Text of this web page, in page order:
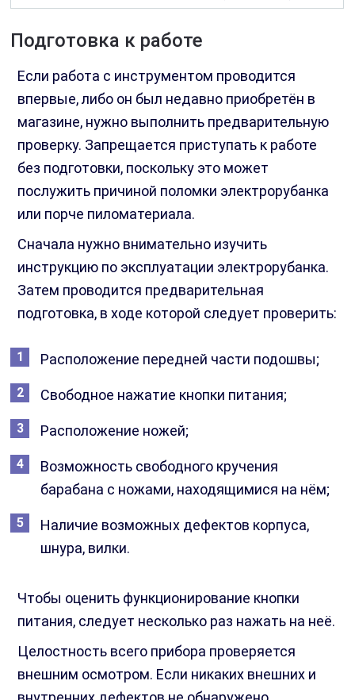
Подготовка к работе
Если работа с инструментом проводится
впервые, либо он был недавно приобретён в
магазине, нужно выполнить предварительную
проверку. Запрещается приступать к работе
без подготовки, поскольку это может
послужить причиной поломки электрорубанка
или порче пиломатериала.
Сначала нужно внимательно изучить
инструкцию по эксплуатации электрорубанка.
Затем проводится предварительная
подготовка, в ходе которой следует проверить:
Расположение передней части подошвы;
Свободное нажатие кнопки питания;
Расположение ножей;
Возможность свободного кручения
барабана с ножами, находящимися на нём;
Наличие возможных дефектов корпуса,
шнура, вилки.
Чтобы оценить функционирование кнопки
питания, следует несколько раз нажать на неё.
Целостность всего прибора проверяется
внешним осмотром. Если никаких внешних и